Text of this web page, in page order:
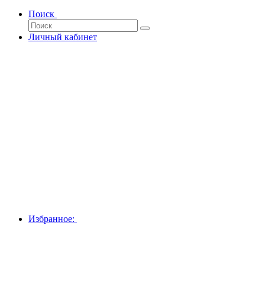
Поиск
Личный кабинет
Избранное: